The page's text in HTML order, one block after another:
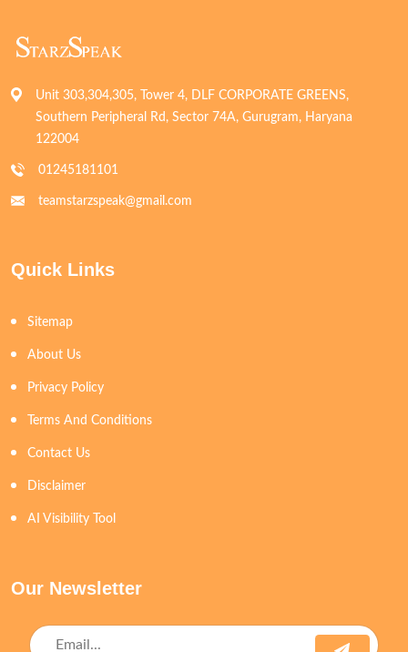
Unit 303,304,305, Tower 4, DLF CORPORATE GREENS,
Southern Peripheral Rd, Sector 74A, Gurugram, Haryana
122004
01245181101
teamstarzspeak@gmail.com
Quick Links
Sitemap
About Us
Privacy Policy
Terms And Conditions
Contact Us
Disclaimer
AI Visibility Tool
Our Newsletter